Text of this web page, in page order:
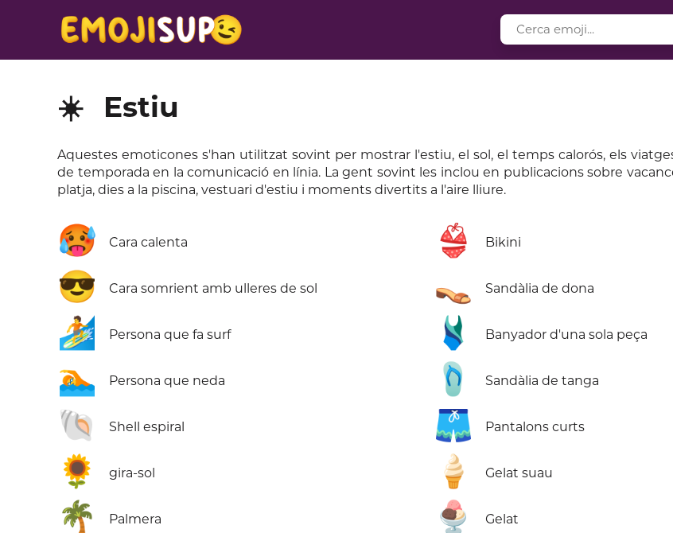
☀️ Estiu
Aquestes emoticones s'han utilitzat sovint per mostrar l'estiu, el sol, el temps calorós, els
de temporada en la comunicació en línia. La gent sovint les inclou en publicacions sobre
platja, dies a la piscina, vestuari d'estiu i moments divertits a l'aire lliure.
🥵 Cara calenta
😎 Cara somrient amb ulleres de sol
🏄 Persona que fa surf
🏊 Persona que neda
🐚 Shell espiral
🌻 gira-sol
🌴 Palmera
👙 Bikini
👡 Sandàlia de dona
🩱 Banyador d'una sola peça
🩴 Sandàlia de tanga
🩳 Pantalons curts
🍦 Gelat suau
🍨 Gelat